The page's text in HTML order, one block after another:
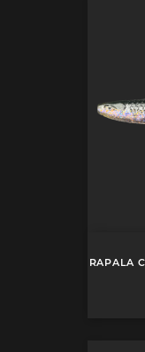
RAPALA